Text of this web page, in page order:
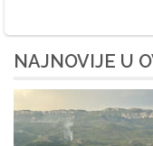
NAJNOVIJE U